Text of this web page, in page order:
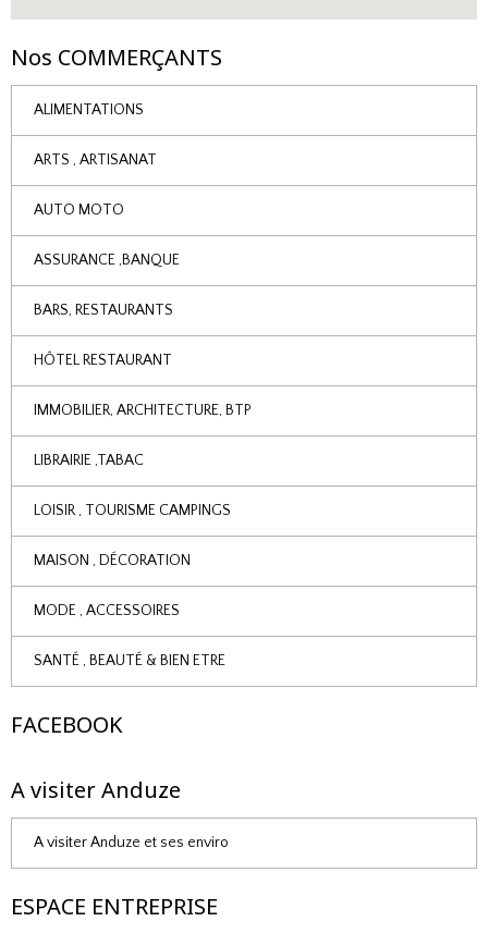
Nos COMMERÇANTS
ALIMENTATIONS
ARTS , ARTISANAT
AUTO MOTO
ASSURANCE ,BANQUE
BARS, RESTAURANTS
HÔTEL RESTAURANT
IMMOBILIER, ARCHITECTURE, BTP
LIBRAIRIE ,TABAC
LOISIR , TOURISME CAMPINGS
MAISON , DÉCORATION
MODE , ACCESSOIRES
SANTÉ , BEAUTÉ & BIEN ETRE
FACEBOOK
A visiter Anduze
A visiter Anduze et ses enviro
ESPACE ENTREPRISE